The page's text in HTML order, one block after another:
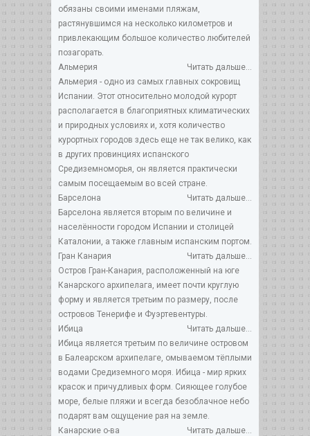
обязаны своими именами пляжам,
растянувшимся на несколько километров и
привлекающим большое количество любителей
позагорать.
Читать дальше...
Альмерия
Альмерия - одно из самых главных сокровищ
Испании. Этот относительно молодой курорт
располагается в благоприятных климатических
и природных условиях и, хотя количество
курортных городов здесь еще не так велико, как
в других провинциях испанского
Средиземноморья, он является практически
самым посещаемым во всей стране.
Читать дальше...
Барселона
Барселона является вторым по величине и
населённости городом Испании и столицей
Каталонии, а также главным испанским портом.
Читать дальше...
Гран Канария
Остров Гран-Канария, расположенный на юге
Канарского архипелага, имеет почти круглую
форму и является третьим по размеру, после
островов Тенерифе и Фуэртевентуры.
Читать дальше...
Ибица
Ибица является третьим по величине островом
в Балеарском архипелаге, омываемом тёплыми
водами Средиземного моря. Ибица - мир ярких
красок и причудливых форм. Сияющее голубое
море, белые пляжи и всегда безоблачное небо
подарят вам ощущение рая на земле.
Читать дальше...
Канарские о-ва